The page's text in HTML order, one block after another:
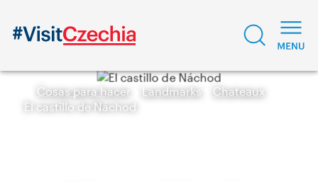
Cosas para hacer Landmarks
Chateaux
El castillo de Náchod